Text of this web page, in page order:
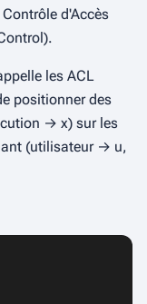
d'Accès
).
les ACL
positionner des
→ x) sur les
(utilisateur → u,